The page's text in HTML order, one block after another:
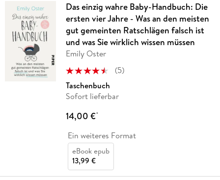
Das einzig wahre Baby-Handbuch: Die
ersten vier Jahre - Was an den meisten
gut gemeinten Ratschlägen falsch ist
und was Sie wirklich wissen müssen
Emily Oster
(5)
Taschenbuch
Sofort lieferbar
14,00 €*
Ein weiteres Format
eBook epub
13,99 €